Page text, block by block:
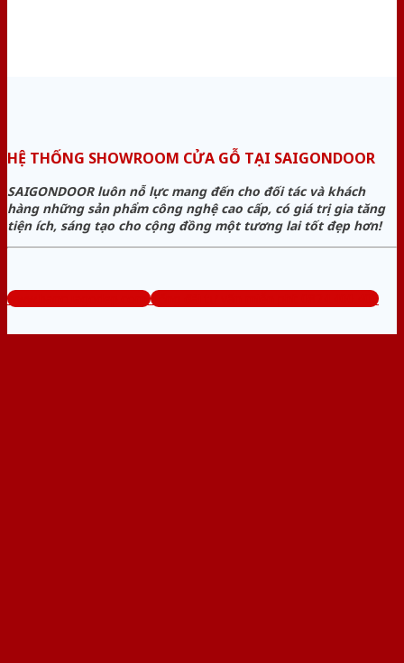
HỆ THỐNG SHOWROOM CỬA GỖ TẠI SAIGONDOOR
SAIGONDOOR luôn nỗ lực mang đến cho đối tác và khách
hàng những sản phẩm công nghệ cao cấp, có giá trị gia tăng
tiện ích, sáng tạo cho cộng đồng một tương lai tốt đẹp hơn!
www.bancuagodep.com Tổng đài tư vấn miễn phí: 0824.400.400